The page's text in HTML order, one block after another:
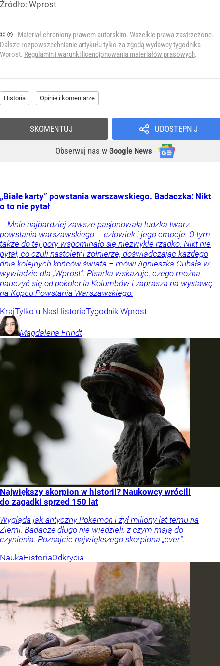
Źródło: Wprost
© ℗
Materiał chroniony prawem autorskim. Wszelkie prawa zastrzeżone.
Dalsze rozpowszechnianie artykułu tylko za zgodą wydawcy tygodnika
Wprost. Regulamin i warunki licencjonowania materiałów prasowych.
Historia Opinie i komentarze
UDOSTĘPNIJ
Obserwuj nas w Google News
SKOMENTUJ
„Białe karty” powstania warszawskiego. Badaczka: Nikt
o to nie pytał
– Mnie najbardziej zawsze pasjonowała ludzka twarz
powstania warszawskiego – człowiek i jego emocje. O tym
także do tej pory wspominało się niezwykle rzadko. Nikt nie
pytał, co czuli nastoletni żołnierze, doświadczając każdego
dnia kolejnych końców świata – mówi Agnieszka Cubała w
wywiadzie dla „Wprost”. Pisarka wskazuje, czego można
nauczyć się od pokolenia Kolumbów i zaprasza na wystawę
na Kopcu Powstania Warszawskiego.
KrajTylko u NasHistoriaTygodnik Wprost
Magdalena Frindt
Największy skorpion w historii? Naukowcy wrócili
do zagadki sprzed 150 lat
Wygląda jak antyczny Pokemon i żył miliony lat temu na
Ziemi. Badacze długo nie wiedzieli, z czym mają do
czynienia. Poznajcie największego skorpiona „ever”.
NaukaHistoriaOdkrycia